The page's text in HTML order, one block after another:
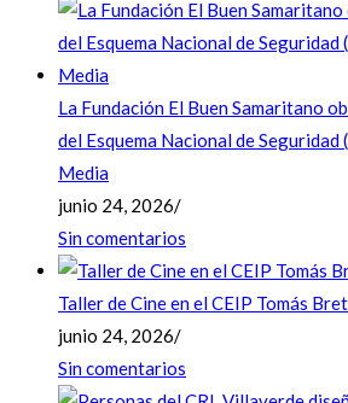
La Fundación El Buen Samaritano
del Esquema Nacional de Seguridad
Media
junio 24, 2026/
Sin comentarios
Taller de Cine en el CEIP Tomás
junio 24, 2026/
Sin comentarios